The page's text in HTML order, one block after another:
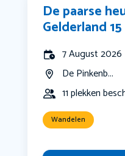
De paarse
Gelderland
7 August
De Pinkenb...
11 plekken
Wandelen